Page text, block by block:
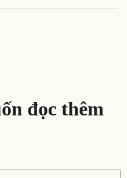
đọc thêm